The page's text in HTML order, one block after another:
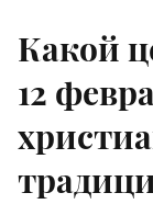
Какой
12